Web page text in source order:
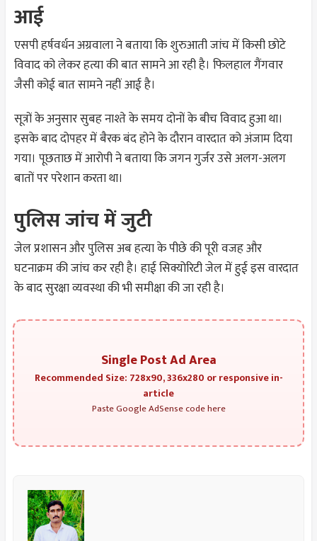
आई
एसपी हर्षवर्धन अग्रवाला ने बताया कि शुरुआती जांच में किसी छोटे
विवाद को लेकर हत्या की बात सामने आ रही है। फिलहाल गैंगवार
जैसी कोई बात सामने नहीं आई है।
सूत्रों के अनुसार सुबह नाश्ते के समय दोनों के बीच विवाद हुआ था।
इसके बाद दोपहर में बैरक बंद होने के दौरान वारदात को अंजाम दिया
गया। पूछताछ में आरोपी ने बताया कि जगन गुर्जर उसे अलग-अलग
बातों पर परेशान करता था।
पुलिस जांच में जुटी
जेल प्रशासन और पुलिस अब हत्या के पीछे की पूरी वजह और
घटनाक्रम की जांच कर रही है। हाई सिक्योरिटी जेल में हुई इस वारदात
के बाद सुरक्षा व्यवस्था की भी समीक्षा की जा रही है।
Single Post Ad Area
Recommended Size: 728x90, 336x280 or responsive in-
article
Paste Google AdSense code here